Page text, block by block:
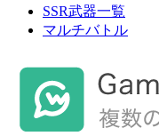
SSR武器一覧
マルチバトル